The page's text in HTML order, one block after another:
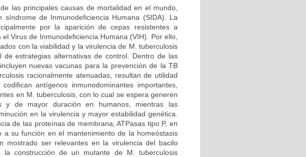
las principales causas de mortalidad en el mundo,
síndrome de Inmunodeficiencia Humana (SIDA). La
por la aparición de cepas resistentes a
Virus de Inmunodeficiencia Humana (VIH). Por ello,
con la viabilidad y la virulencia de M. tuberculosis
estrategias alternativas de control. Dentro de las
nuevas vacunas para la prevención de la TB
racionalmente atenuadas, resultan de utilidad
antígenos inmunodominantes importantes,
en M. tuberculosis, con lo cual se espera generen
y de mayor duración en humanos, mientras las
en la virulencia y mayor estabilidad genética.
de las proteínas de membrana, ATPasas tipo P, en
a su función en el mantenimiento de la homeóstasis
mostrado ser relevantes en la virulencia del bacilo
la construcción de un mutante de M. tuberculosis